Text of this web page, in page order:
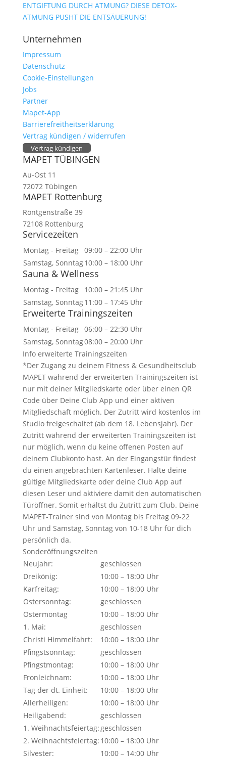
ENTGIFTUNG DURCH ATMUNG? DIESE DETOX-
ATMUNG PUSHT DIE ENTSÄUERUNG!
Unternehmen
Impressum
Datenschutz
Cookie-Einstellungen
Jobs
Partner
Mapet-App
Barrierefreitheitserklärung
Vertrag kündigen / widerrufen
Vertrag kündigen
MAPET TÜBINGEN
Au-Ost 11
72072 Tübingen
MAPET Rottenburg
Röntgenstraße 39
72108 Rottenburg
Servicezeiten
Montag - Freitag 09:00 – 22:00 Uhr
Samstag, Sonntag10:00 – 18:00 Uhr
Sauna & Wellness
Montag - Freitag
10:00 – 21:45 Uhr
Samstag, Sonntag11:00 – 17:45 Uhr
Erweiterte Trainingszeiten
Montag - Freitag 06:00 – 22:30 Uhr
Samstag, Sonntag08:00 – 20:00 Uhr
Info erweiterte Trainingszeiten
*Der Zugang zu deinem Fitness & Gesundheitsclub
MAPET während der erweiterten Trainingszeiten ist
nur mit deiner Mitgliedskarte oder über einen QR
Code über Deine Club App und einer aktiven
Mitgliedschaft möglich. Der Zutritt wird kostenlos im
Studio freigeschaltet (ab dem 18. Lebensjahr). Der
Zutritt während der erweiterten Trainingszeiten ist
nur möglich, wenn du keine offenen Posten auf
deinem Clubkonto hast. An der Eingangstür findest
du einen angebrachten Kartenleser. Halte deine
gültige Mitgliedskarte oder deine Club App auf
diesen Leser und aktiviere damit den automatischen
Türöffner. Somit erhältst du Zutritt zum Club. Deine
MAPET-Trainer sind von Montag bis Freitag 09-22
Uhr und Samstag, Sonntag von 10-18 Uhr für dich
persönlich da.
Sonderöffnungszeiten
Neujahr:
geschlossen
Dreikönig:
10:00 – 18:00 Uhr
Karfreitag:
10:00 – 18:00 Uhr
Ostersonntag:
geschlossen
Ostermontag
10:00 – 18:00 Uhr
1. Mai:
geschlossen
Christi Himmelfahrt:
10:00 – 18:00 Uhr
Pfingstsonntag:
geschlossen
Pfingstmontag:
10:00 – 18:00 Uhr
Fronleichnam:
10:00 – 18:00 Uhr
Tag der dt. Einheit:
10:00 – 18:00 Uhr
Allerheiligen:
10:00 – 18:00 Uhr
Heiligabend:
geschlossen
1. Weihnachtsfeiertag:geschlossen
2. Weihnachtsfeiertag: 10:00 – 18:00 Uhr
Silvester:
10:00 – 14:00 Uhr